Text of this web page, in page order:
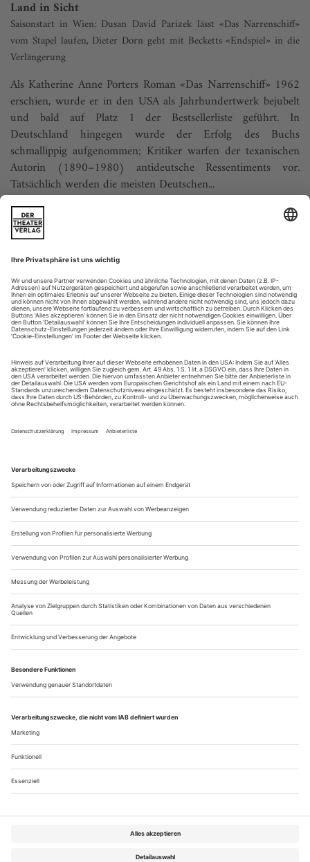
Land in Sicht
Saisonstart in Wien: Dusan David Parizek lässt «Das Narrenschiff»
vom Stapel laufen, Dieter Dorn geht mit Becketts «Endspiel» in die
Verlängerung
Als Katherine Anne Porters Roman «Das Narrenschiff» 1962
erschien, wurde er in den USA als Jahrhundertwerk bejubelt
und bald auf Platz 1 der Bestsellerliste geführt. In
Deutschland hingegen wurde der Erfolg des Buchs
schmallippig aufgenommen; Kritiker warfen der texanischen
Autorin (1890–1980) antideutsche Ressentiments vor.
Tatsächlich werden die meisten Deutschen...
Königin Lear
Aus dem Niederländischen von Rainer Kersten
© Verlag der Autoren, Frankfurt am Main 2016
Personen
Elisabeth LearIndustriemagnatin in fortgeschrittenem Alter,
Erbin und alleinige Besitzerin des ehemaligen Baukonzerns
Lear A, jetzt: des internationalen Mischkonzerns Lear Inc.
Robert Kentseit Jahrzehnten Lears rechte Hand bei allen
Geschäften
GregoryLears ältester Sohn
Hendrikzweitältester Sohn
Gregorys Frau
AlmaHendriks...
Suchlauf
TV-Programmhinweise für Oktober
2./sonntag
22.00, 3sat: Whisky mit Wodka
Spielfilm (Deutschland 2009) von
Andreas Dresen, mit Henry Hübchen, Corinna Harfouch, Fritz
Marquardt, Markus Hering, Sylvester Groth u.a.
8./samstag
20.10, das Erste: Brandmal
Spielfilm (Deutschland 2015) von
Nicolai Rohde, mit Peter Lohmeyer, Lisa Maria Potthoff,
Marie-Lou Sellem, Hannes Wegener, Jürgen Schornagel,
Charlotte...
Über uns Kontakt Kritikerumfrage Newsletter